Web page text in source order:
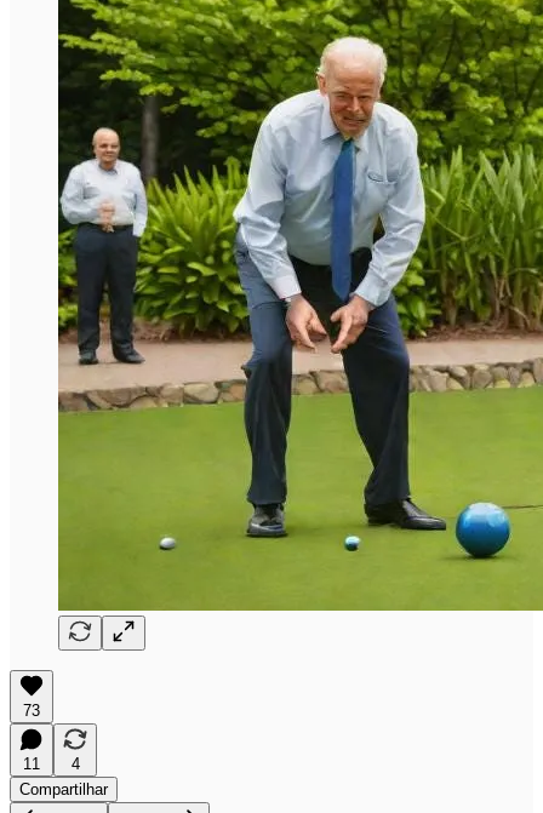
73
11
4
Compartilhar